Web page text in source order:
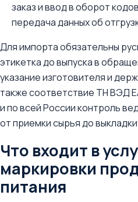
заказ и ввод в оборот
передача данных об
Для импорта обязательны
этикетка до выпуска в
указание изготовителя и
также соответствие ТН ВЭД
и по всей России контроль
от приемки сырья до
Что входит в
маркировки
питания